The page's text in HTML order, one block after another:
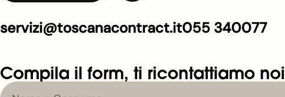
servizi@toscanacontract.it055 340077
Compila il form, ti ricontattiamo noi
Nome